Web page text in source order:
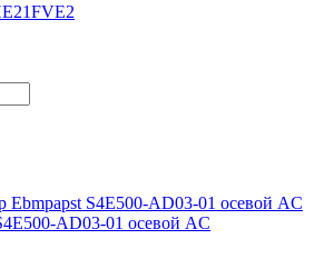
AD03-01 осевой AC